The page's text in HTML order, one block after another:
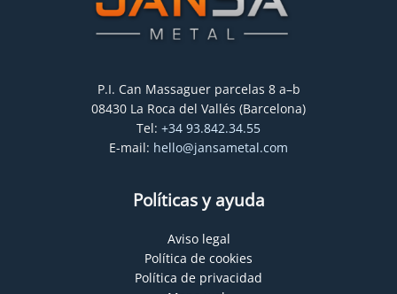
P.I. Can Massaguer parcelas 8 a–b
08430 La Roca del Vallés (Barcelona)
Tel: +34 93.842.34.55
E-mail: hello@jansametal.com
Políticas y ayuda
Aviso legal
Política de cookies
Política de privacidad